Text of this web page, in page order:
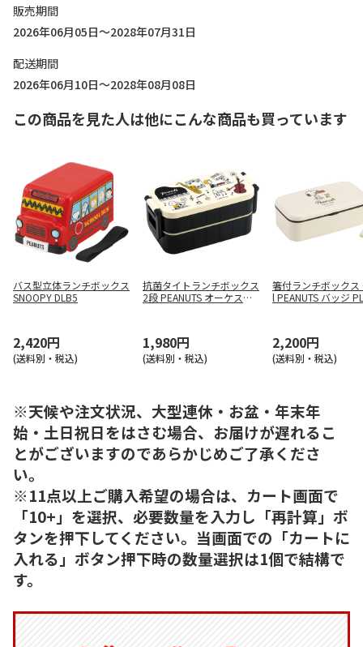
販売期間
2026年06月05日～2028年07月31日
配送期間
2026年06月10日～2028年08月08日
この商品を見た人は他にこんな商品も買っています
バス型立体ランチボックス
SNOOPY DLB5
2,420円
(送料別・税込)
抗菌タイトランチボックス
2段 PEANUTS オーケスト
1,980円
(送料別・税込)
箸付ランチボック
l PEANUTS バッジ
2,200円
(送料別・税込)
※天候や注文状況、大型連休・お盆・年末年
始・土日祝日をはさむ場合、お届けが遅れるこ
とがございますのであらかじめご了承くださ
い。
※11点以上ご購入希望の場合は、カート画面で
「10+」を選択、必要数量を入力し「再計算」ボ
タンを押下してください。当画面での「カートに
入れる」ボタン押下時の数量選択は1個で結構で
す。